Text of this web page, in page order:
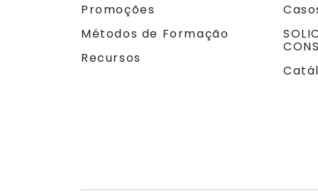
Promoções
Métodos de Formação
Recursos